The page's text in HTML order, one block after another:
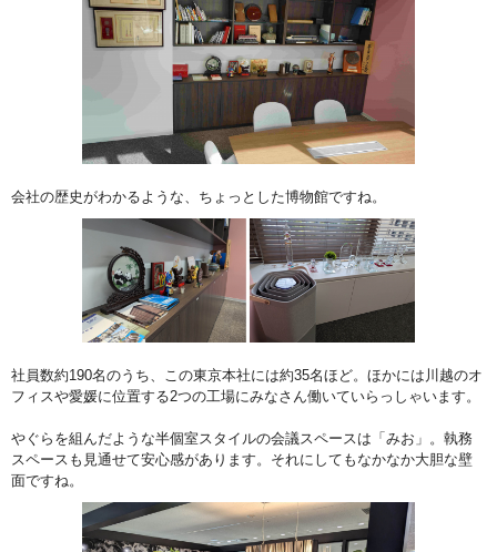
会社の歴史がわかるような、ちょっとした博物館ですね。
社員数約190名のうち、この東京本社には約35名ほど。ほかには川越のオ
フィスや愛媛に位置する2つの工場にみなさん働いていらっしゃいます。
やぐらを組んだような半個室スタイルの会議スペースは「みお」。執務
スペースも見通せて安心感があります。それにしてもなかなか大胆な壁
面ですね。